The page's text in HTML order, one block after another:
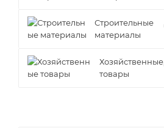
Строительные
материалы
Хозяйственные
товары